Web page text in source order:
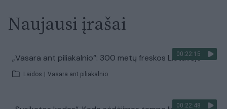
Naujausi įrašai
00:22:15
„Vasara ant piliakalnio“: 300 metų freskos Lietuvoje
Laidos Vasara ant piliakalnio
00:22:48